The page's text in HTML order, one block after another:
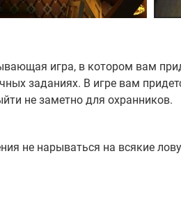
игра, в котором вам
заданиях. В игре вам
не заметно для охранников.
не нарываться на всякие